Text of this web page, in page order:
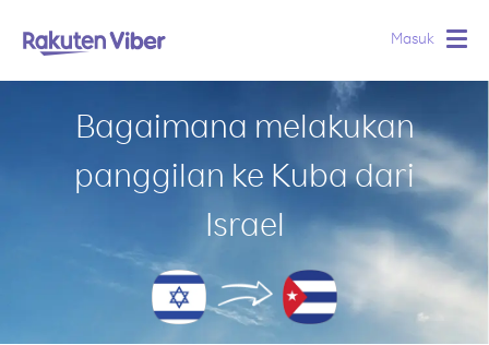
Masuk
Bagaimana melakukan
panggilan ke Kuba dari
Israel